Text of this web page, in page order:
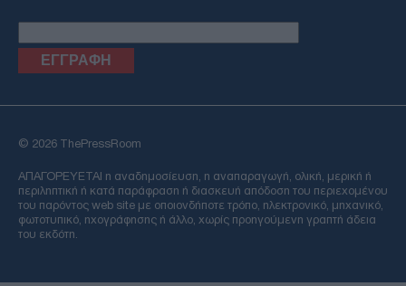
Email
© 2026 ThePressRoom
ΑΠΑΓΟΡΕΥΕΤΑΙ η αναδημοσίευση, η αναπαραγωγή, ολική, μερική ή
περιληπτική ή κατά παράφραση ή διασκευή απόδοση του περιεχομένου
του παρόντος web site με οποιονδήποτε τρόπο, ηλεκτρονικό, μηχανικό,
φωτοτυπικό, ηχογράφησης ή άλλο, χωρίς προηγούμενη γραπτή άδεια
του εκδότη.